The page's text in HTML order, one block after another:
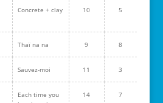
Concrete + clay 10 5
Thaï na na 9 8
Sauvez-moi 11 3
Each time you
14 7